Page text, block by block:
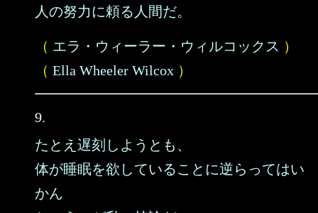
人の努力に頼る人間だ。
（ エラ・ウィーラー・ウィルコックス ）
（ Ella Wheeler Wilcox ）
9.
たとえ遅刻しようとも、
体が睡眠を欲していることに逆らってはい
かん